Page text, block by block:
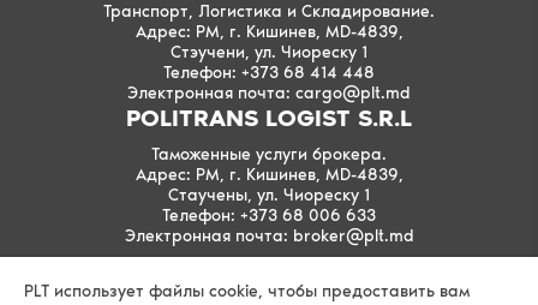
Транспорт, Логистика и Складирование.
Адрес: РМ, г. Кишинев, MD-4839,
Стэучени, ул. Чиореску 1
Телефон: +373 68 414 448
Электронная почта: cargo@plt.md
POLITRANS LOGIST S.R.L
Таможенные услуги брокера.
Адрес: РМ, г. Кишинев, MD-4839,
Стаучены, ул. Чиореску 1
Телефон: +373 68 006 633
Электронная почта: broker@plt.md
PLT использует файлы cookie, чтобы предоставить вам